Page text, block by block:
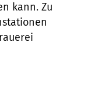
kann. Zu